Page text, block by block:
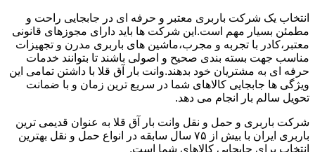
انتخاب یک شرکت باربری معتبر و حرفه ای در جابجایی راحت و
مطمئن بسیار مهم است.این شرکت ها باید دارای مجوزهای قانونی
معتبر،کادر با تجربه و مجرب،ماشین های باربری مدرن و تجهیزات
مناسب جهت بسته بندی صحیح و اصولی باشند تا بتوانند خدمات
حرفه ای به مشتریان خود بدهند.وانت بار آق قلا با داشتن تمامی این
ویژگی ها جابجایی کالاهای شما در سریع ترین زمان و با ضمانت
تحویل سالم بار انجام می دهد.
شرکت باربری و حمل و نقل وانت بار آق قلا به عنوان قدیمی ترین
باربری ایران با بیش از ۷۵ سال سابقه در انواع حمل و نقل بهترین
انتخاب برای جابجایی کالاهای شما است.